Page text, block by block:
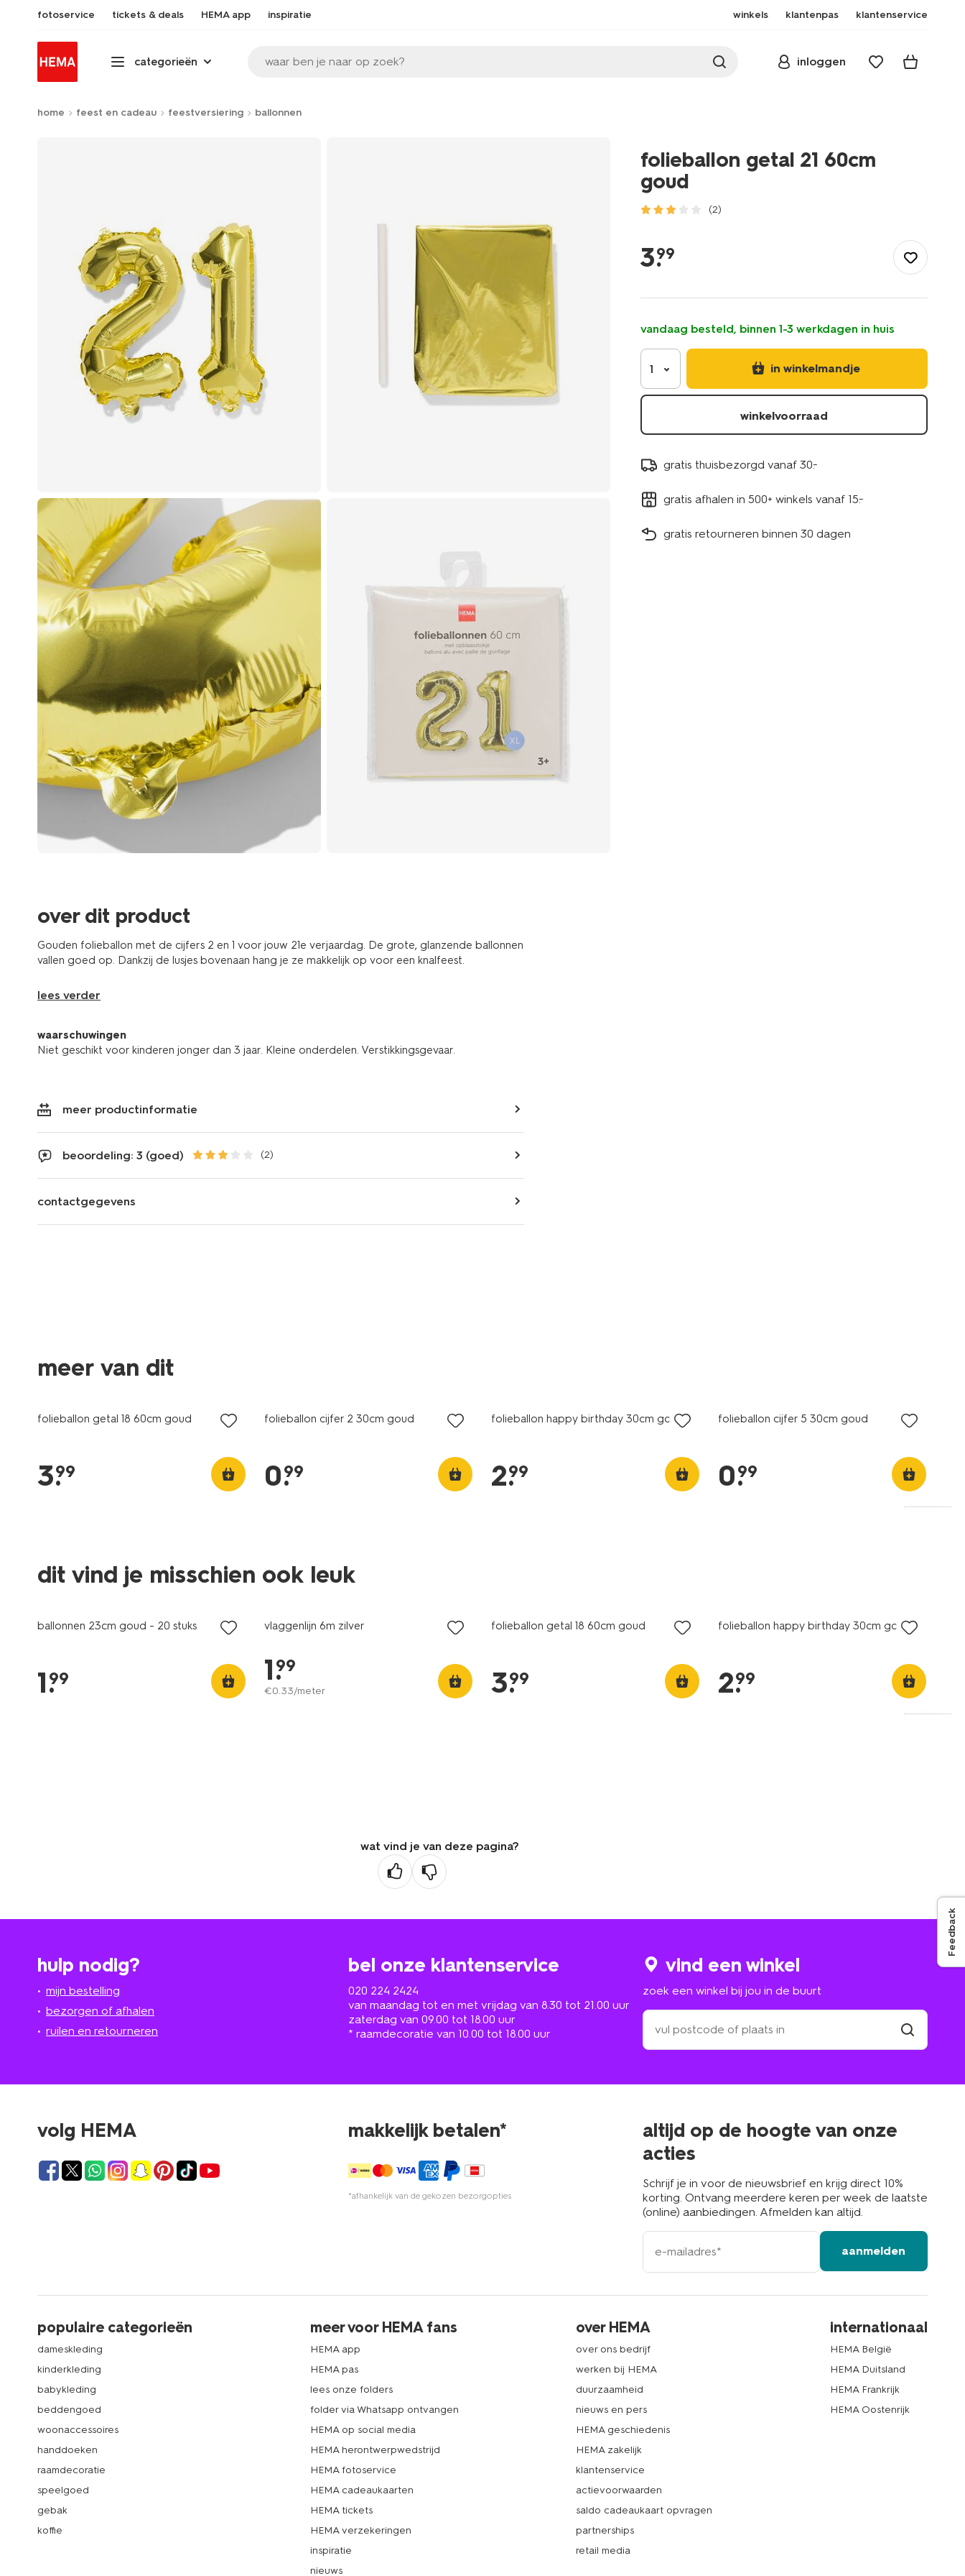
fotoservice tickets & deals HEMA app inspiratie winkels klantenpas klantenservice
categorieën waar ben je naar op zoek? inloggen
home feest en cadeau feestversiering ballonnen
over dit product
Gouden folieballon met de cijfers 2 en 1 voor jouw 21e verjaardag. De grote, glanzende ballonnen
vallen goed op. Dankzij de lusjes bovenaan hang je ze makkelijk op voor een knalfeest.
lees verder
waarschuwingen
Niet geschikt voor kinderen jonger dan 3 jaar. Kleine onderdelen. Verstikkingsgevaar.
meer productinformatie
beoordeling: 3 (goed) (2)
contactgegevens
folieballon getal 21 60cm
goud
(2)
getal-
3.
99
vandaag besteld, binnen 1-3 werkdagen in huis
1 in winkelmandje
winkelvoorraad
gratis thuisbezorgd vanaf 30.-
gratis afhalen in 500+ winkels vanaf 15.-
gratis retourneren binnen 30 dagen
meer van dit
folieballon getal 18 60cm goud
3.
99
folieballon cijfer 2 30cm goud
0.
99
folieballon happy birthday 30cm goud
2.
99
folieballon cijfer 5 30cm goud
0.
99
dit vind je misschien ook leuk
ballonnen 23cm goud - 20 stuks
1.
99
vlaggenlijn 6m zilver
1.
99
€0.33/meter
folieballon getal 18 60cm goud
3.
99
folieballon happy birthday 30cm goud
2.
99
wat vind je van deze pagina?
hulp nodig?
mijn bestelling
bezorgen of afhalen
ruilen en retourneren
bel onze klantenservice
020 224 2424
van maandag tot en met vrijdag van 8.30 tot 21.00 uur
zaterdag van 09.00 tot 18.00 uur
* raamdecoratie van 10.00 tot 18.00 uur
vind een winkel
zoek een winkel bij jou in de buurt
zoek
een
winkel
in
volg HEMA makkelijk betalen*
*afhankelijk van de gekozen bezorgopties
altijd op de hoogte van onze
acties
Schrijf je in voor de nieuwsbrief en krijg direct 10%
korting. Ontvang meerdere keren per week de laatste
(online) aanbiedingen. Afmelden kan altijd.
e-
mailadres
aanmelden
populaire categorieën
dameskleding
kinderkleding
babykleding
beddengoed
woonaccessoires
handdoeken
raamdecoratie
speelgoed
gebak
koffie
meer voor HEMA fans
HEMA app
HEMA pas
lees onze folders
folder via Whatsapp ontvangen
HEMA op social media
HEMA herontwerpwedstrijd
HEMA fotoservice
HEMA cadeaukaarten
HEMA tickets
HEMA verzekeringen
inspiratie
nieuws
over HEMA
over ons bedrijf
werken bij HEMA
duurzaamheid
nieuws en pers
HEMA geschiedenis
HEMA zakelijk
klantenservice
actievoorwaarden
saldo cadeaukaart opvragen
partnerships
retail media
internationaal
HEMA België
HEMA Duitsland
HEMA Frankrijk
HEMA Oostenrijk
Feedback